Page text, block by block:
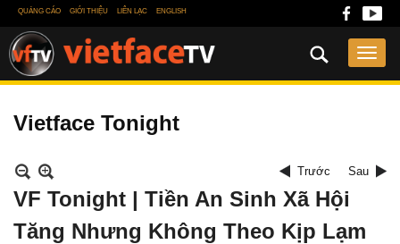
QUẢNG CÁO GIỚI THIỆU LIÊN LẠC ENGLISH
Vietface Tonight
Trước Sau
VF Tonight | Tiền An Sinh Xã Hội
Tăng Nhưng Không Theo Kịp Lạm